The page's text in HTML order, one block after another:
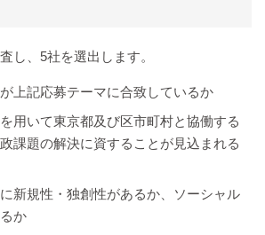
し、5社を選出します。
上記応募テーマに合致しているか
用いて東京都及び区市町村と協働する
課題の解決に資することが見込まれる
新規性・独創性があるか、ソーシャル
か